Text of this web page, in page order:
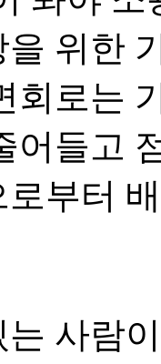
위한
회로는
어들고
부터
사람